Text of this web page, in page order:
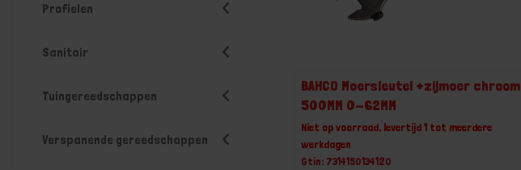
Profielen
Sanitair
Tuingereedschappen
Verspanende gereedschappen
BAHCO Moersleutel +zijmoer chroom
500MM 0-62MM
Niet op voorraad, levertijd 1 tot meerdere
werkdagen
Gtin: 7314150134120